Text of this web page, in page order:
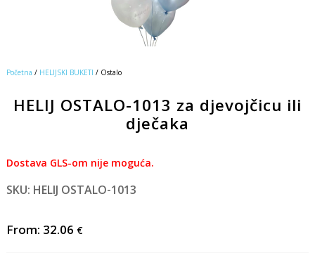
Početna / HELIJSKI BUKETI / Ostalo
HELIJ OSTALO-1013 za djevojčicu ili
dječaka
Dostava GLS-om nije moguća.
SKU: HELIJ OSTALO-1013
From: 32.06 €